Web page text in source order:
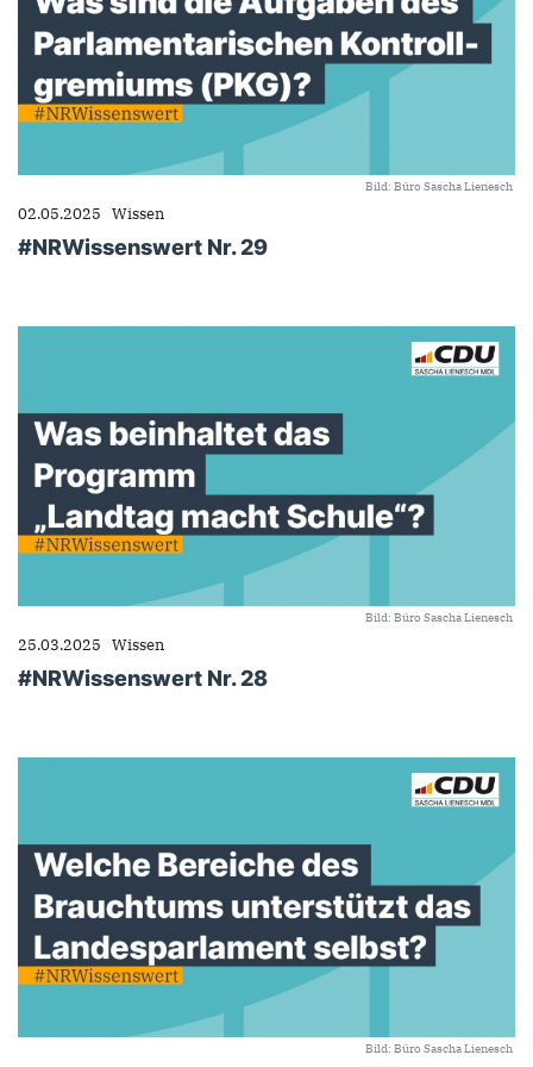
Bild: Büro Sascha Lienesch
02.05.2025 Wissen
#NRWissenswert Nr. 29
Bild: Büro Sascha Lienesch
25.03.2025 Wissen
#NRWissenswert Nr. 28
Bild: Büro Sascha Lienesch